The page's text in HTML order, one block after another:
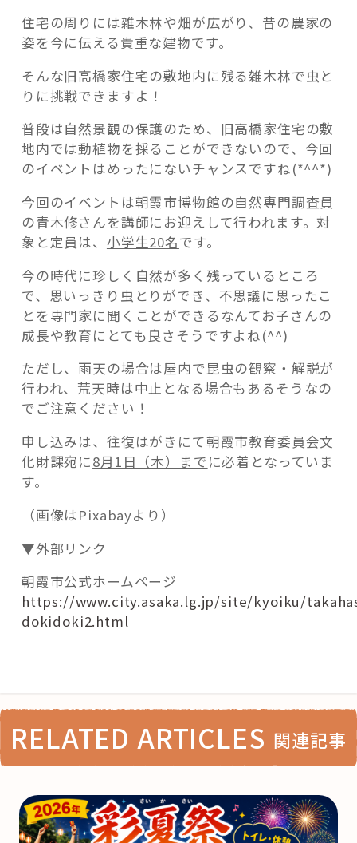
住宅の周りには雑木林や畑が広がり、昔の農家の
姿を今に伝える貴重な建物です。
そんな旧高橋家住宅の敷地内に残る雑木林で虫と
りに挑戦できますよ！
普段は自然景観の保護のため、旧高橋家住宅の敷
地内では動植物を採ることができないので、今回
のイベントはめったにないチャンスですね(*^^*)
今回のイベントは朝霞市博物館の自然専門調査員
の青木修さんを講師にお迎えして行われます。対
象と定員は、 小学生20名です。
今の時代に珍しく自然が多く残っているところ
で、思いっきり虫とりができ、不思議に思ったこ
とを専門家に聞くことができるなんてお子さんの
成長や教育にとても良さそうですよね(^^)
ただし、雨天の場合は屋内で昆虫の観察・解説が
行われ、荒天時は中止となる場合もあるそうなの
でご注意ください！
申し込みは、往復はがきにて朝霞市教育委員会文
化財課宛に8月1日（木）まで に必着となっていま
す。
（画像はPixabayより）
▼外部リンク
朝霞市公式ホームページ
https://www.city.asaka.lg.jp/site/kyoiku/
dokidoki2.html
RELATED ARTICLES 関連記事